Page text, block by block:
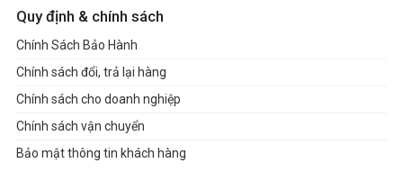
Quy định & chính sách
Chính Sách Bảo Hành
Chính sách đổi, trả lại hàng
Chính sách cho doanh nghiệp
Chính sách vận chuyển
Bảo mật thông tin khách hàng